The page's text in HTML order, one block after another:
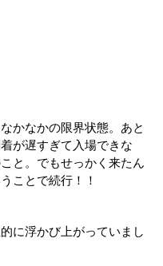
かなかの限界状態。あと
が遅すぎて入場できな
と。でもせっかく来たん
ことで続行！！
に浮かび上がっていまし